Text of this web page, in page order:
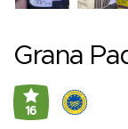
Grana
16